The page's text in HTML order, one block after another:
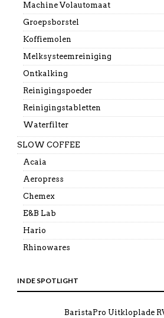
Machine Volautomaat
Groepsborstel
Koffiemolen
Melksysteemreiniging
Ontkalking
Reinigingspoeder
Reinigingstabletten
Waterfilter
SLOW COFFEE
Acaia
Aeropress
Chemex
E&B Lab
Hario
Rhinowares
IN DE SPOTLIGHT
BaristaPro Uitkloplade